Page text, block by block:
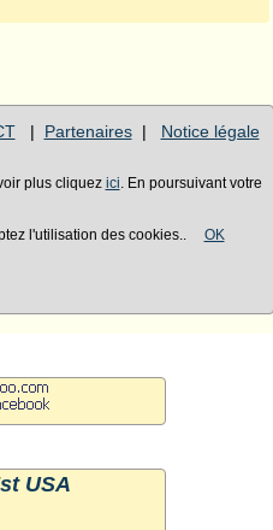
| Partenaires| Notice légale
plus cliquez ici . En poursuivant votre
l'utilisation des cookies.. OK
USA